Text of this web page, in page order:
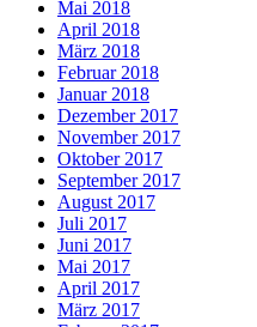
Mai 2018
April 2018
März 2018
Februar 2018
Januar 2018
Dezember 2017
November 2017
Oktober 2017
September 2017
August 2017
Juli 2017
Juni 2017
Mai 2017
April 2017
März 2017